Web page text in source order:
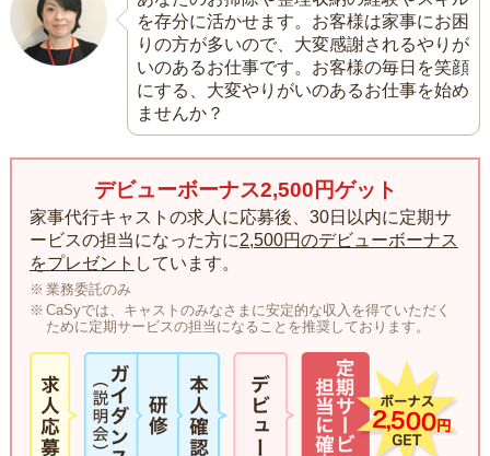
を存分に活かせます。お客様は家事にお困
りの方が多いので、大変感謝されるやりが
いのあるお仕事です。お客様の毎日を笑顔
にする、大変やりがいのあるお仕事を始め
ませんか？
デビューボーナス2,500円ゲット
家事代行キャストの求人に応募後、30日以内に定期サ
ービスの担当になった方に2,500円のデビューボーナス
をプレゼント しています。
業務委託のみ
CaSyでは、キャストのみなさまに安定的な収入を得ていただく
ために定期サービスの担当になることを推奨しております。